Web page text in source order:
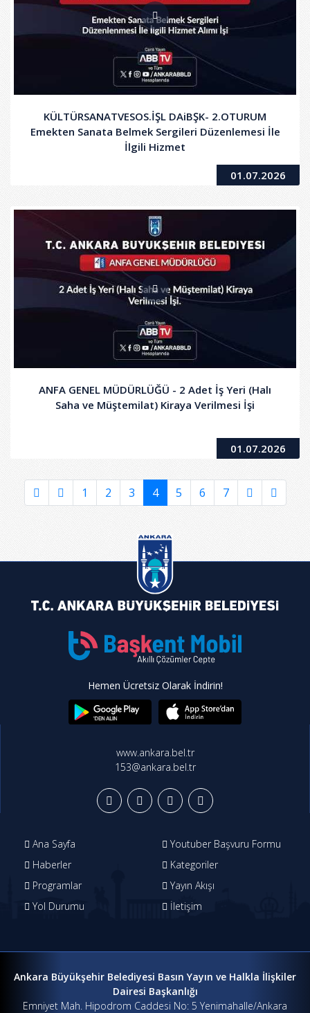
KÜLTÜRSANATVESOS.İŞL DAiBŞK- 2.OTURUM
Emekten Sanata Belmek Sergileri Düzenlemesi İle
İlgili Hizmet
01.07.2026
ANFA GENEL MÜDÜRLÜĞÜ - 2 Adet İş Yeri (Halı
Saha ve Müştemilat) Kiraya Verilmesi İşi
01.07.2026
1 2 3 4 5 6 7
Hemen Ücretsiz Olarak İndirin!
www.ankara.bel.tr
153@ankara.bel.tr
Ana Sayfa
Youtuber Başvuru Formu
Haberler
Kategoriler
Programlar
Yayın Akışı
Yol Durumu
İletişim
Ankara Büyükşehir Belediyesi Basın Yayın ve Halkla İlişkiler
Dairesi Başkanlığı
Emniyet Mah. Hipodrom Caddesi No: 5 Yenimahalle/Ankara